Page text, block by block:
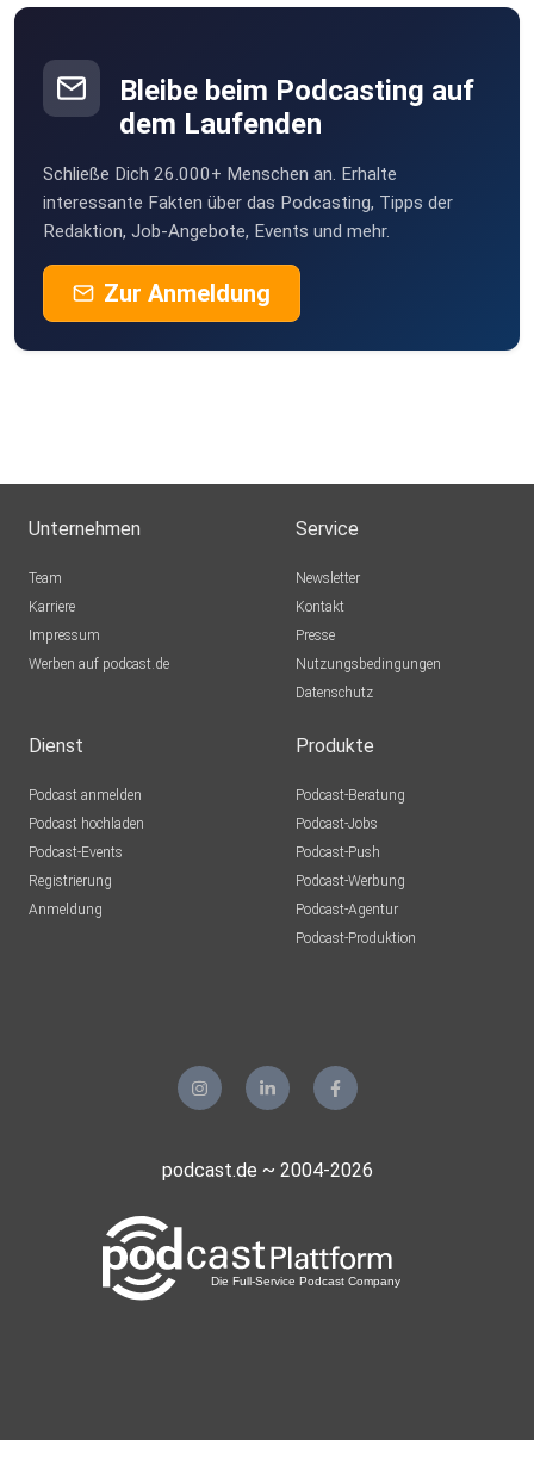
Bleibe beim Podcasting auf
dem Laufenden
Schließe Dich 26.000+ Menschen an. Erhalte
interessante Fakten über das Podcasting, Tipps der
Redaktion, Job-Angebote, Events und mehr.
Zur Anmeldung
Unternehmen
Team
Karriere
Impressum
Werben auf podcast.de
Service
Newsletter
Kontakt
Presse
Nutzungsbedingungen
Datenschutz
Dienst
Podcast anmelden
Podcast hochladen
Podcast-Events
Registrierung
Anmeldung
Produkte
Podcast-Beratung
Podcast-Jobs
Podcast-Push
Podcast-Werbung
Podcast-Agentur
Podcast-Produktion
podcast.de ~ 2004-2026